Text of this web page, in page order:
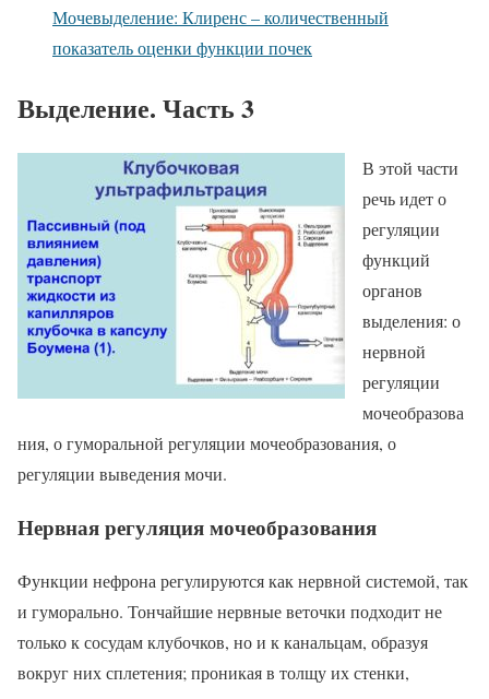
Мочевыделение: Клиренс – количественный
показатель оценки функции почек
Выделение. Часть 3
В этой части
речь идет о
регуляции
функций
органов
выделения: о
нервной
регуляции
мочеобразова
ния, о гуморальной регуляции мочеобразования, о
регуляции выведения мочи.
Нервная регуляция мочеобразования
Функции нефрона регулируются как нервной системой, так
и гуморально. Тончайшие нервные веточки подходит не
только к сосудам клубочков, но и к канальцам, образуя
вокруг них сплетения; проникая в толщу их стенки,